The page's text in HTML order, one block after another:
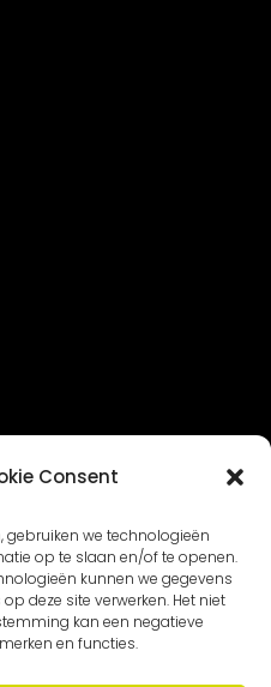
Consent
gebruiken we technologieën
op te slaan en/of te openen.
kunnen we gegevens
deze site verwerken. Het niet
kan een negatieve
en functies.